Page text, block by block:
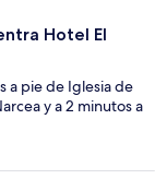
Hotel El
a pie de Iglesia de
y a 2 minutos a